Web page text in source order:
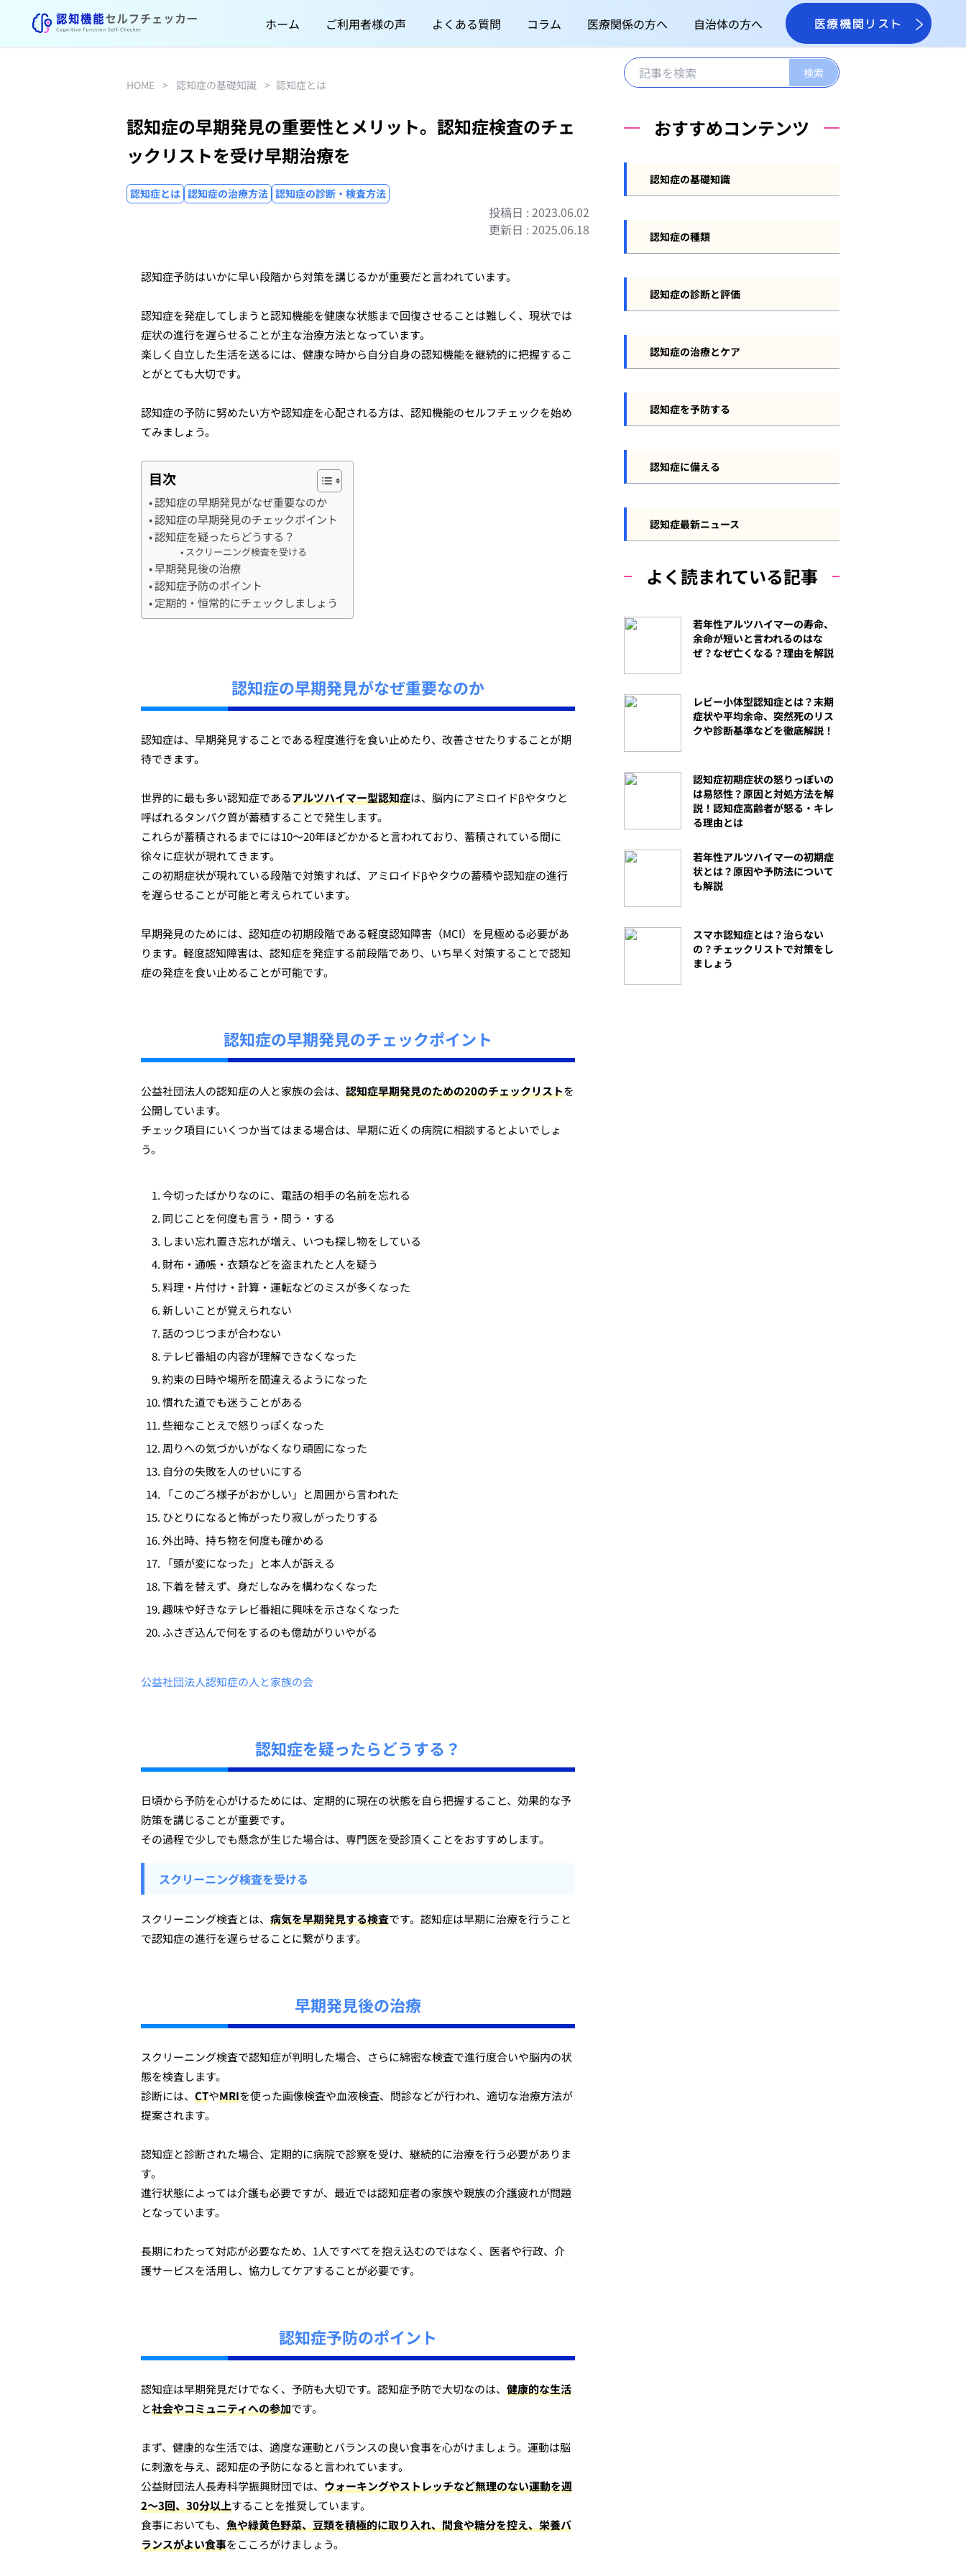
ホーム ご利用者様の声 よくある質問 コラム 医療関係の方へ 自治体の方へ 医療機関リスト
HOME > 認知症の基礎知識 > 認知症とは
認知症の早期発見の重要性とメリット。認知症検査のチェ
ックリストを受け早期治療を
認知症とは 認知症の治療方法 認知症の診断・検査方法
投稿日 : 2023.06.02
更新日 : 2025.06.18
認知症予防はいかに早い段階から対策を講じるかが重要だと言われています。
認知症を発症してしまうと認知機能を健康な状態まで回復させることは難しく、現状では
症状の進行を遅らせることが主な治療方法となっています。
楽しく自立した生活を送るには、健康な時から自分自身の認知機能を継続的に把握するこ
とがとても大切です。
認知症の予防に努めたい方や認知症を心配される方は、認知機能のセルフチェックを始め
てみましょう。
目次
認知症の早期発見がなぜ重要なのか
認知症の早期発見のチェックポイント
認知症を疑ったらどうする？
スクリーニング検査を受ける
早期発見後の治療
認知症予防のポイント
定期的・恒常的にチェックしましょう
認知症の早期発見がなぜ重要なのか
認知症は、早期発見することである程度進行を食い止めたり、改善させたりすることが期
待できます。
世界的に最も多い認知症であるアルツハイマー型認知症は、脳内にアミロイドβやタウと
呼ばれるタンパク質が蓄積することで発生します。
これらが蓄積されるまでには10〜20年ほどかかると言われており、蓄積されている間に
徐々に症状が現れてきます。
この初期症状が現れている段階で対策すれば、アミロイドβやタウの蓄積や認知症の進行
を遅らせることが可能と考えられています。
早期発見のためには、認知症の初期段階である軽度認知障害（MCI）を見極める必要があ
ります。軽度認知障害は、認知症を発症する前段階であり、いち早く対策することで認知
症の発症を食い止めることが可能です。
認知症の早期発見のチェックポイント
公益社団法人の認知症の人と家族の会は、 認知症早期発見のための20のチェックリストを
公開しています。
チェック項目にいくつか当てはまる場合は、早期に近くの病院に相談するとよいでしょ
う。
今切ったばかりなのに、電話の相手の名前を忘れる
同じことを何度も言う・問う・する
しまい忘れ置き忘れが増え、いつも探し物をしている
財布・通帳・衣類などを盗まれたと人を疑う
料理・片付け・計算・運転などのミスが多くなった
新しいことが覚えられない
話のつじつまが合わない
テレビ番組の内容が理解できなくなった
約束の日時や場所を間違えるようになった
慣れた道でも迷うことがある
些細なことえで怒りっぽくなった
周りへの気づかいがなくなり頑固になった
自分の失敗を人のせいにする
「このごろ様子がおかしい」と周囲から言われた
ひとりになると怖がったり寂しがったりする
外出時、持ち物を何度も確かめる
「頭が変になった」と本人が訴える
下着を替えず、身だしなみを構わなくなった
趣味や好きなテレビ番組に興味を示さなくなった
ふさぎ込んで何をするのも億劫がりいやがる
公益社団法人認知症の人と家族の会
認知症を疑ったらどうする？
日頃から予防を心がけるためには、定期的に現在の状態を自ら把握すること、効果的な予
防策を講じることが重要です。
その過程で少しでも懸念が生じた場合は、専門医を受診頂くことをおすすめします。
スクリーニング検査を受ける
スクリーニング検査とは、 病気を早期発見する検査です。認知症は早期に治療を行うこと
で認知症の進行を遅らせることに繋がります。
早期発見後の治療
スクリーニング検査で認知症が判明した場合、さらに綿密な検査で進行度合いや脳内の状
態を検査します。
診断には、 CTやMRIを使った画像検査や血液検査、問診などが行われ、適切な治療方法が
提案されます。
認知症と診断された場合、定期的に病院で診察を受け、継続的に治療を行う必要がありま
す。
進行状態によっては介護も必要ですが、最近では認知症者の家族や親族の介護疲れが問題
となっています。
長期にわたって対応が必要なため、1人ですべてを抱え込むのではなく、医者や行政、介
護サービスを活用し、協力してケアすることが必要です。
認知症予防のポイント
認知症は早期発見だけでなく、予防も大切です。認知症予防で大切なのは、 健康的な生活
と社会やコミュニティへの参加です。
まず、健康的な生活では、適度な運動とバランスの良い食事を心がけましょう。運動は脳
に刺激を与え、認知症の予防になると言われています。
公益財団法人長寿科学振興財団では、 ウォーキングやストレッチなど無理のない運動を週
2〜3回、30分以上することを推奨しています。
食事においても、 魚や緑黄色野菜、豆類を積極的に取り入れ、間食や糖分を控え、栄養バ
ランスがよい食事をこころがけましょう。
おすすめコンテンツ
認知症の基礎知識
認知症の症状
認知症の原因
認知症の種類
レビー小体型認知症
前頭側頭型認知症
若年性認知症
認知症の診断と評価
長谷川式
MMSE
自己チェック
認知症の治療とケア
認知症のケアと介護
認知症の法制度・サービス
認知症を予防する
運動
食事
認知症に備える
認知症と保険
認知症と費用
認知症最新ニュース
よく読まれている記事
若年性アルツハイマーの寿命、
余命が短いと言われるのはな
ぜ？なぜ亡くなる？理由を解説
レビー小体型認知症とは？末期
症状や平均余命、突然死のリス
クや診断基準などを徹底解説！
認知症初期症状の怒りっぽいの
は易怒性？原因と対処方法を解
説！認知症高齢者が怒る・キレ
る理由とは
若年性アルツハイマーの初期症
状とは？原因や予防法について
も解説
スマホ認知症とは？治らない
の？チェックリストで対策をし
ましょう